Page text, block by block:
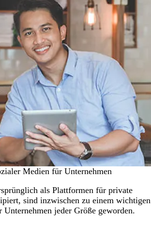
Medien für Unternehmen
als Plattformen für private
sind inzwischen zu einem wichtigen
jeder Größe geworden.